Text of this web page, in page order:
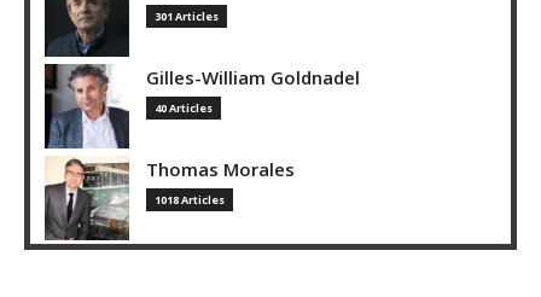
301 Articles
Gilles-William Goldnadel
40 Articles
Thomas Morales
1018 Articles